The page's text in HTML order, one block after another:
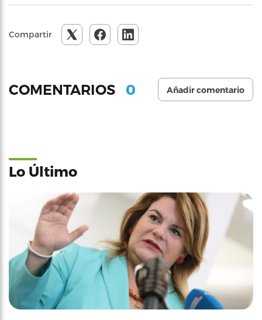
Compartir
COMENTARIOS 0 Añadir comentario
Lo Último